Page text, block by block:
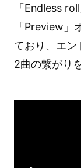
「Endless
「Preview」
ており、エン
2曲の繋がり